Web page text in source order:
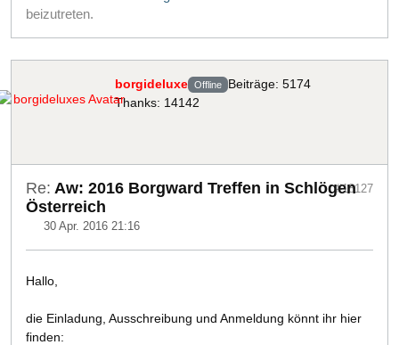
beizutreten.
borgideluxe Offline Beiträge: 5174
Thanks: 14142
Re: Aw: 2016 Borgward Treffen in Schlögen
Österreich
30 Apr. 2016 21:16
#18127
Hallo,
die Einladung, Ausschreibung und Anmeldung könnt ihr hier
finden: